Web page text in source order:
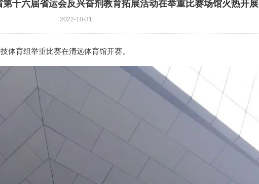
第十六届省运会反兴奋剂教育拓展活动在举重比赛场馆火热开展
2022-10-31
体育组举重比赛在清远体育馆开赛。